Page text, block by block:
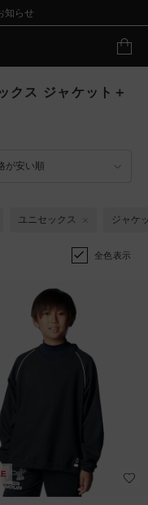
知らせ
クス ジャケット＋
が安い順
ユニセックス ジャケ
全色表示